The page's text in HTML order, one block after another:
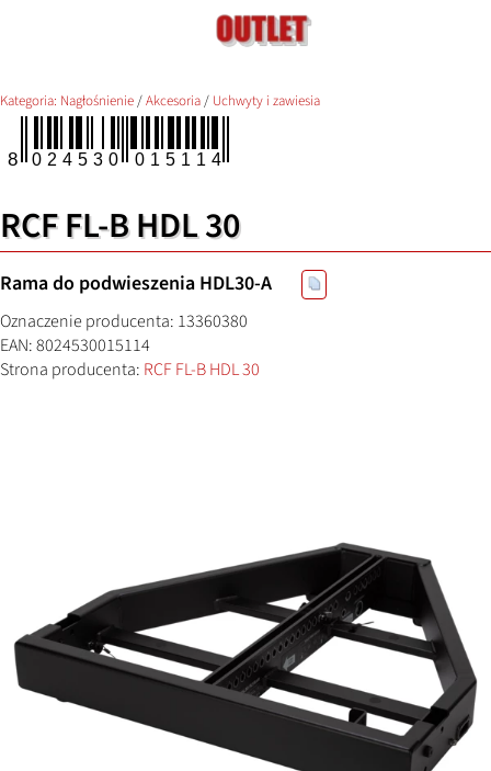
Kategoria: Nagłośnienie/Akcesoria/ Uchwyty i zawiesia
RCF FL-B HDL 30
Rama do podwieszenia HDL30-A
Oznaczenie producenta: 13360380
EAN: 8024530015114
Strona producenta: RCF FL-B HDL 30